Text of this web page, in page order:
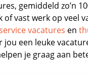
gemiddeld zo’n
vast werk op veel
vacatures en
een leuke
je graag aan